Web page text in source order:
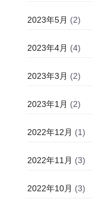
2023年5月 (2)
2023年4月 (4)
2023年3月 (2)
2023年1月 (2)
2022年12月 (1)
2022年11月 (3)
2022年10月 (3)